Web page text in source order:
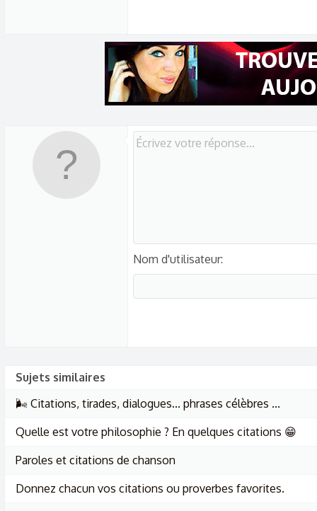
Nom d'utilisateur
Sujets similaires
🌬️ Citations, tirades, dialogues... phrases célèbres ...
Quelle est votre philosophie ? En quelques citations 😁
Paroles et citations de chanson
Donnez chacun vos citations ou proverbes favorites.